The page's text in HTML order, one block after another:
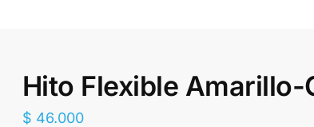
Hito Flexible Amarillo-
$ 46.000